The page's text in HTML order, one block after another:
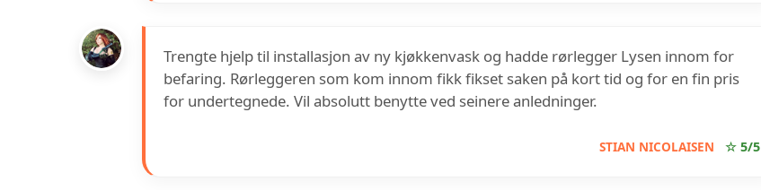
Trengte hjelp til installasjon av ny kjøkkenvask og hadde rørlegger Lysen innom for
befaring. Rørleggeren som kom innom fikk fikset saken på kort tid og for en fin pris
for undertegnede. Vil absolutt benytte ved seinere anledninger.
STIAN NICOLAISEN ☆ 5/5